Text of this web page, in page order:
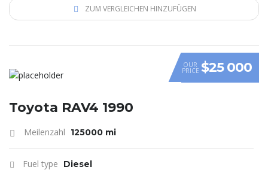
ZUM VERGLEICHEN HINZUFÜGEN
OUR
PRICE $25 000
Toyota RAV4 1990
Meilenzahl 125000 mi
Fuel type Diesel